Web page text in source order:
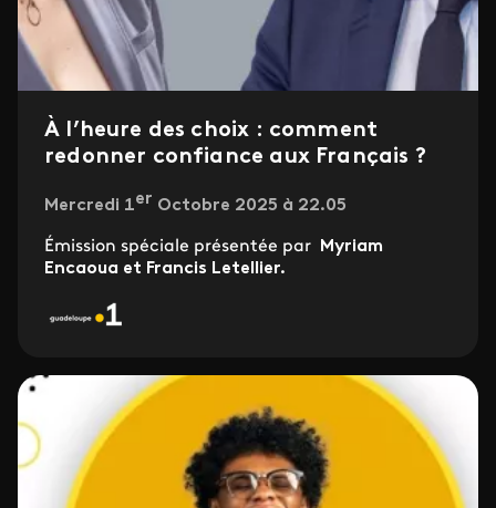
À l’heure des choix : comment
redonner confiance aux Français ?
Mercredi 1er Octobre 2025 à 22.05
Émission spéciale présentée par
Myriam
Encaoua et Francis Letellier.